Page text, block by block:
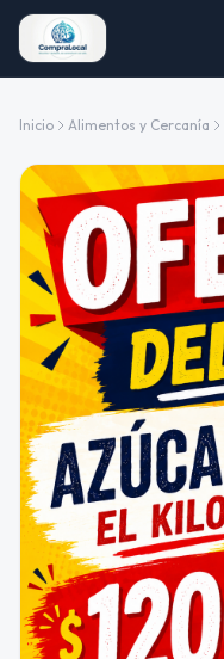
Inicio Alimentos y Cercanía